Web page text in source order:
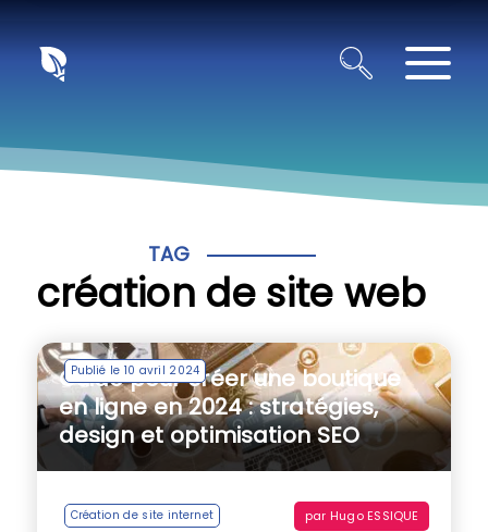
TAG
création de site web
Publié le 10 avril 2024
Guide pour créer une boutique
en ligne en 2024 : stratégies,
design et optimisation SEO
Création de site internet par Hugo ESSIQUE
Panneau de gestion des cookies